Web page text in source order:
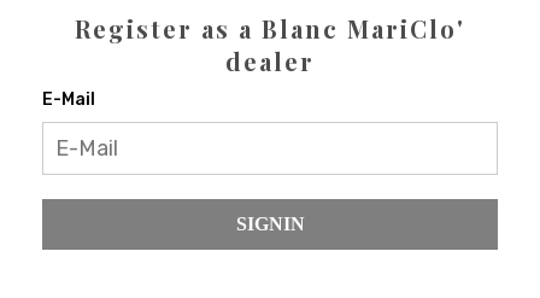
Register as a Blanc MariClo'
dealer
E-Mail
SIGNIN